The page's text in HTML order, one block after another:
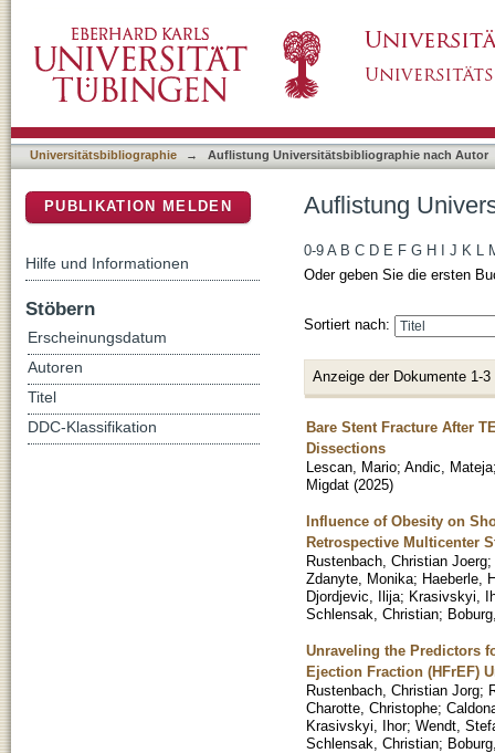
Universitätsbibliographie → Auflistung Universitätsbibliographie nach Autor
Auflistung
0-9 A B C D E F G H J K L
Oder geben Sie die ersten
Sortiert nach:
Anzeige der Dokumente 1-3
Bare Stent Fracture After
Dissections
Lescan, Mario; Andic, Mateja
Migdat (2025)
Influence of Obesity on
Retrospective Multicenter
Rustenbach, Christian Joerg;
Zdanyte, Monika; Haeberle,
Djordjevic, Ilija; Krasivskyi,
Schlensak, Christian;
Unraveling the Predictors
Ejection Fraction (HFrEF)
Rustenbach, Christian Jorg;
Charotte, Christophe;
Krasivskyi, Ihor; Wendt,
Schlensak, Christian;
PUBLIKATION MELDEN
Hilfe und Informationen
Stöbern
Erscheinungsdatum
Autoren
Titel
DDC-Klassifikation